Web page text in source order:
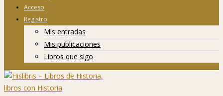
Acceso
Registro
Mis entradas
Mis publicaciones
Libros que sigo